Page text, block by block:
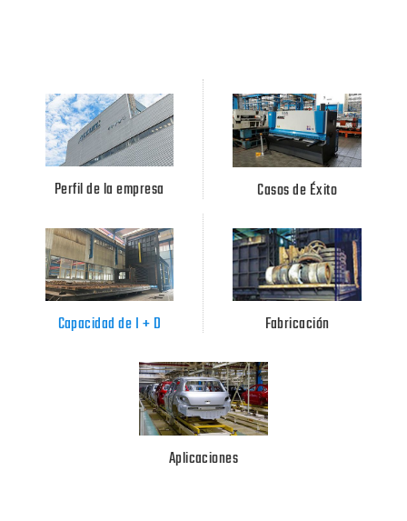
Perfil de la empresa Casos de Éxito
Capacidad de I + D Fabricación
Aplicaciones